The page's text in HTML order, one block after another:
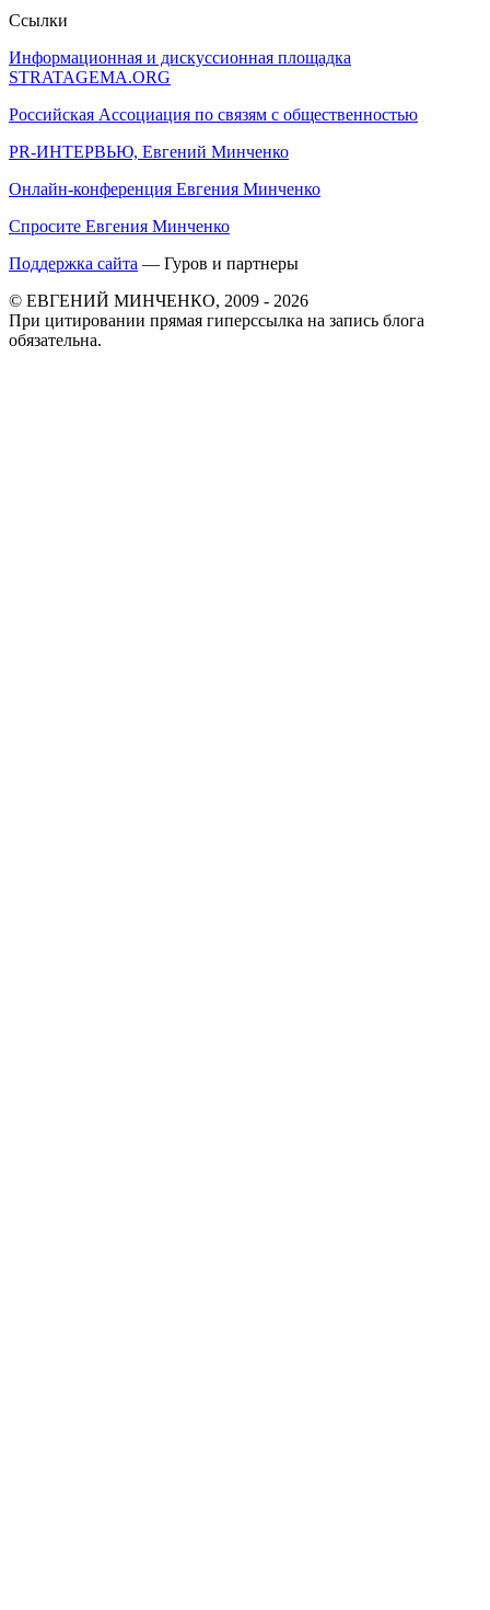
Ссылки
Информационная и дискуссионная площадка
STRATAGEMA.ORG
Российская Ассоциация по связям с общественностью
PR-ИНТЕРВЬЮ, Евгений Минченко
Онлайн-конференция Евгения Минченко
Спросите Евгения Минченко
Поддержка сайта — Гуров и партнеры
© ЕВГЕНИЙ МИНЧЕНКО, 2009 - 2026
При цитировании прямая гиперссылка на запись блога
обязательна.